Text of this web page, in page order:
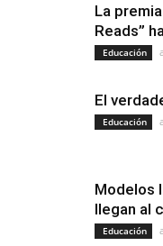
La
Reads”
Educación
El
Educación
Modelos
llegan al
Educación